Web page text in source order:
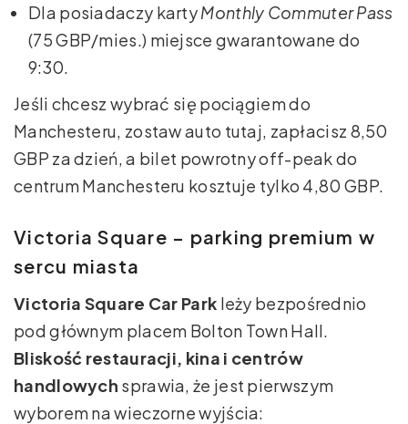
Dla posiadaczy kartyMonthly Commuter Pass
(75 GBP/mies.) miejsce gwarantowane do
9:30.
Jeśli chcesz wybrać się pociągiem do
Manchesteru, zostaw auto tutaj, zapłacisz 8,50
GBP za dzień, a bilet powrotny off-peak do
centrum Manchesteru kosztuje tylko 4,80 GBP.
Victoria Square – parking premium w
sercu miasta
Victoria Square Car Park leży bezpośrednio
pod głównym placem Bolton Town Hall.
Bliskość restauracji, kina i centrów
handlowych sprawia, że jest pierwszym
wyborem na wieczorne wyjścia: